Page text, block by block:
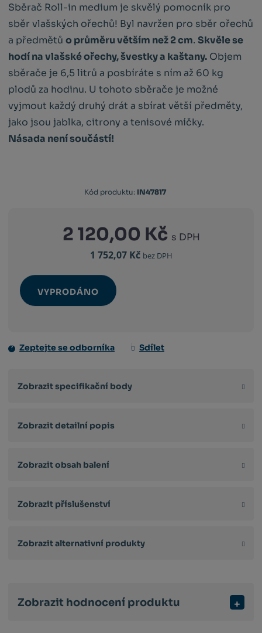
Sběrač Roll-in medium je skvělý pomocník pro
sběr vlašských ořechů! Byl navržen pro sběr ořechů
a předmětůo průměru větším než 2 cm.Skvěle se
hodí na vlašské ořechy, švestky a kaštany. Objem
sběrače je 6,5 litrů a posbíráte s ním až 60 kg
plodů za hodinu. U tohoto sběrače je možné
vyjmout každý druhý drát a sbírat větší předměty,
jako jsou jablka, citrony a tenisové míčky.
Násada není součástí!
Kód produktu: IN47817
2 120,00 Kč s DPH
1 752,07 Kč bez DPH
VYPRODÁNO
Zeptejte se odborníka Sdílet
Zobrazit specifikační body
Zobrazit detailní popis
Zobrazit obsah balení
Zobrazit příslušenství
Zobrazit alternativní produkty
Zobrazit hodnocení produktu